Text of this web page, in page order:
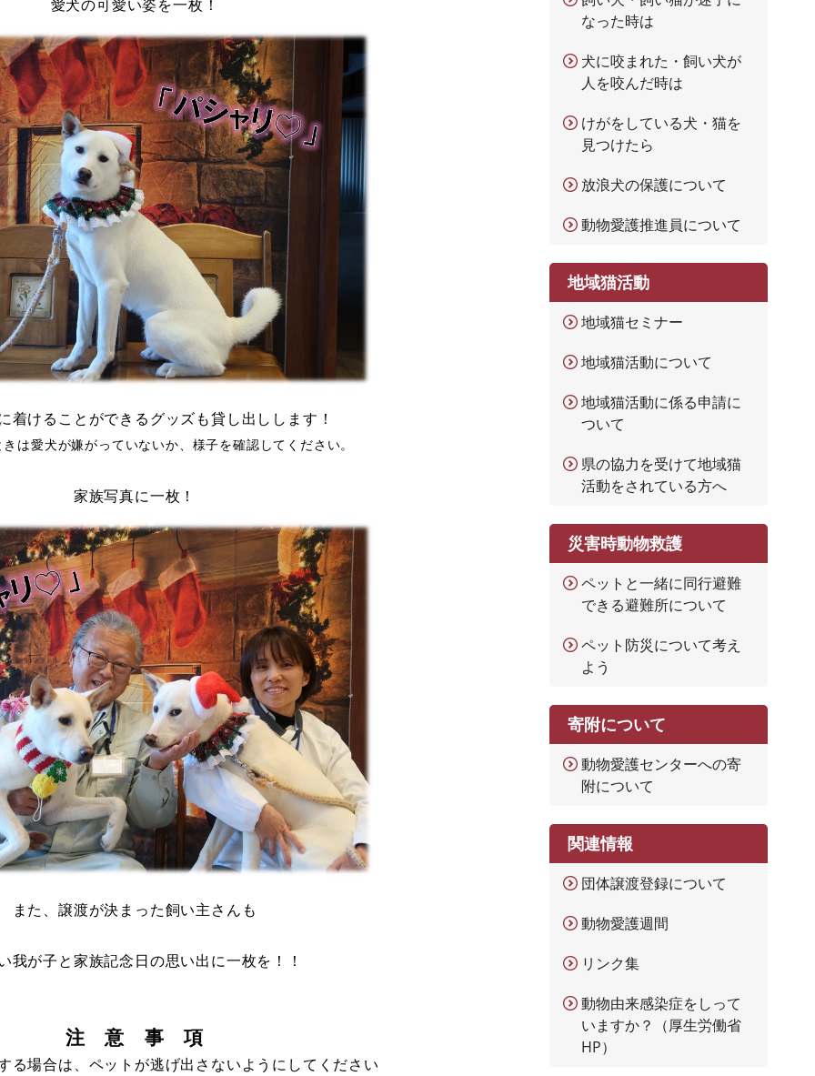
愛犬の可愛い姿を一枚！
着けることができるグッズも貸し出しします！
は愛犬が嫌がっていないか、様子を確認してください。
家族写真に一枚！
また、譲渡が決まった飼い主さんも
我が子と家族記念日の思い出に一枚を！！
注 意 事 項
る場合は、ペットが逃げ出さないようにしてください
なった時は
犬に咬まれた・飼い犬が
人を咬んだ時は
けがをしている犬・猫を
見つけたら
放浪犬の保護について
動物愛護推進員について
地域猫活動
地域猫セミナー
地域猫活動について
地域猫活動に係る申請に
ついて
県の協力を受けて地域猫
活動をされている方へ
災害時動物救護
ペットと一緒に同行避難
できる避難所について
ペット防災について考え
よう
寄附について
動物愛護センターへの寄
附について
関連情報
団体譲渡登録について
動物愛護週間
リンク集
動物由来感染症をしって
いますか？（厚生労働省
HP）